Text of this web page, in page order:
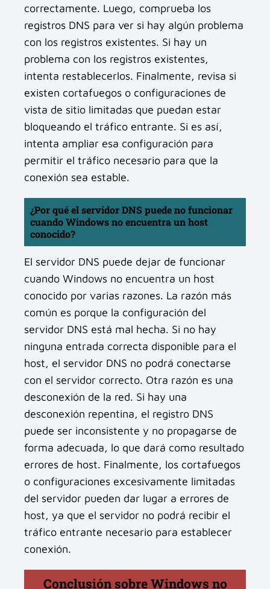
correctamente. Luego, comprueba los
registros DNS para ver si hay algún problema
con los registros existentes. Si hay un
problema con los registros existentes,
intenta restablecerlos. Finalmente, revisa si
existen cortafuegos o configuraciones de
vista de sitio limitadas que puedan estar
bloqueando el tráfico entrante. Si es así,
intenta ampliar esa configuración para
permitir el tráfico necesario para que la
conexión sea estable.
¿Por qué el servidor DNS puede no funcionar
cuando Windows no encuentra un host
conocido?
El servidor DNS puede dejar de funcionar
cuando Windows no encuentra un host
conocido por varias razones. La razón más
común es porque la configuración del
servidor DNS está mal hecha. Si no hay
ninguna entrada correcta disponible para el
host, el servidor DNS no podrá conectarse
con el servidor correcto. Otra razón es una
desconexión de la red. Si hay una
desconexión repentina, el registro DNS
puede ser inconsistente y no propagarse de
forma adecuada, lo que dará como resultado
errores de host. Finalmente, los cortafuegos
o configuraciones excesivamente limitadas
del servidor pueden dar lugar a errores de
host, ya que el servidor no podrá recibir el
tráfico entrante necesario para establecer
conexión.
Conclusión sobre Windows no